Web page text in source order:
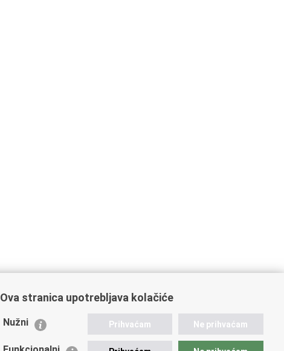
Važne poveznice
Ministarstvo unutarnjih poslova
Ova stranica upotrebljava kolačiće
Nužni Prihvaćam Ne prihvaćam